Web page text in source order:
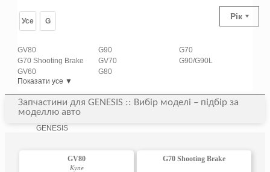
Усе G Рік
GV80
G70 Shooting Brake
GV60
G90
GV70
G80
G70
G90/G90L
Показати усе ▼
Запчастини для GENESIS :: Вибір моделі – підбір за
моделлю авто
GENESIS
GV80
Купе
G70 Shooting Brake